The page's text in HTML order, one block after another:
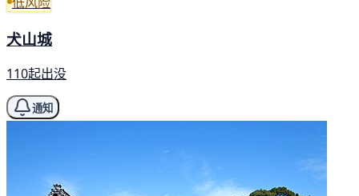
犬山城
110起出没
通知